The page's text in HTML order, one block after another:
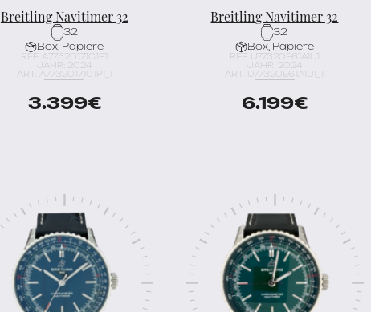
Breitling Navitimer 32
32
Box, Papiere
REF. A77320171C1P1
JAHR: 2024
ART. A77320171C1P1_1
3.399€
Breitling Navitimer 32
32
Box, Papiere
REF. U77320E61A1U1
JAHR: 2024
ART. U77320E61A1U1_1
6.199€